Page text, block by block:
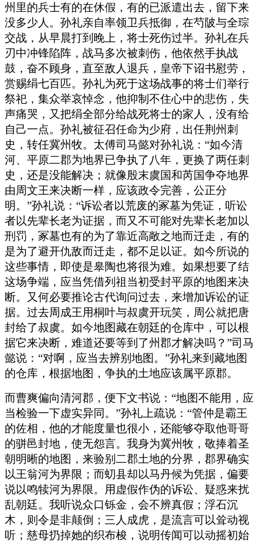
州里的兵士有的在休假，有的已派遣出去，留下来
没多少人。孙礼亲自率领卫兵抵御，在芍陂与全琮
交战，从早晨打到晚上，将士死伤过半。孙礼在兵
刃中冲锋陷阵，战马多次被刺伤，他依然手执战
鼓，奋不顾身，直至敌人退兵，皇帝下诏书慰劳，
赏赐绢七百匹。孙礼为死于这场战事的将士们举行
祭祀，集众举哀悼念，他抑制不住心中的悲伤，失
声痛哭，又把绢全部分给战死将士的家人，没有给
自己一点。孙礼被征召任命为少府，出任荆州刺
史，转任冀州牧。太傅司马懿对孙礼说：“如今清
河、平原二郡为地界已争执了八年，更换了两任刺
史，还是没能解决；就像殷末虞国和芮国争夺地界
由周文王来决断一样，应该政令完善，公正分
明。”孙礼说：“诉讼者以荒废的冢墓为凭证，听讼
者以先辈长老为证据，而又不可能对先辈长老加以
刑罚，冢墓也有的为了靠近高敞之地而迁走，有的
是为了避开仇敌而迁走，都不足以证。如今所说的
这些事情，即使是皋陶也将很为难。如果想要了结
这场争端，应当凭借列祖当初受封平原的地图来决
断。又何必要推论古代询问过去，来增加诉讼的证
据。过去周成王用桐叶与叔虞开玩笑，周公就把唐
封给了叔虞。如今地图藏在朝廷的仓库中，可以根
据它来决断，难道还要等到了州郡才解决吗？”司马
懿说：“对啊，应当去辨别地图。”孙礼来到藏地图
的仓库，根据地图，争执的土地应该属平原郡。
而曹爽偏向清河郡，便下文书说：“地图不能用，应
当检验一下虚实异同。”孙礼上疏说：“管仲是霸王
的佐相，他的才能度量也很小，还能够夺取他哥哥
的骈邑封地，使无怨言。我身为冀州牧，敬捧着圣
朝明晰的地图，来验别二郡土地的分界，郡界确实
以王翁河为界限；而虭县却以马丹候为凭据，偏要
说以鸣犊河为界限。用虚假作伪的诉讼、疑惑来扰
乱朝廷。我听说众口铄金，会不辨真假；浮石沉
木，则令是非颠倒；三人成虎，是流言可以耸动视
听；慈母扔掉她的织布梭，说明传闻可以动摇初始